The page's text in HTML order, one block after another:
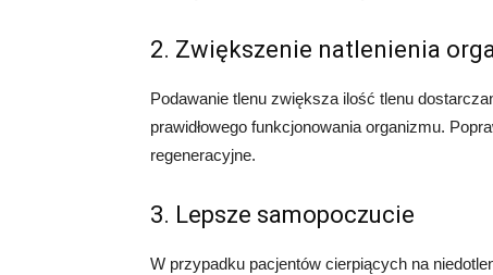
2. Zwiększenie natlenienia
Podawanie tlenu zwiększa ilość tlenu
prawidłowego funkcjonowania organizmu.
regeneracyjne.
3. Lepsze samopoczucie
W przypadku pacjentów cierpiących na